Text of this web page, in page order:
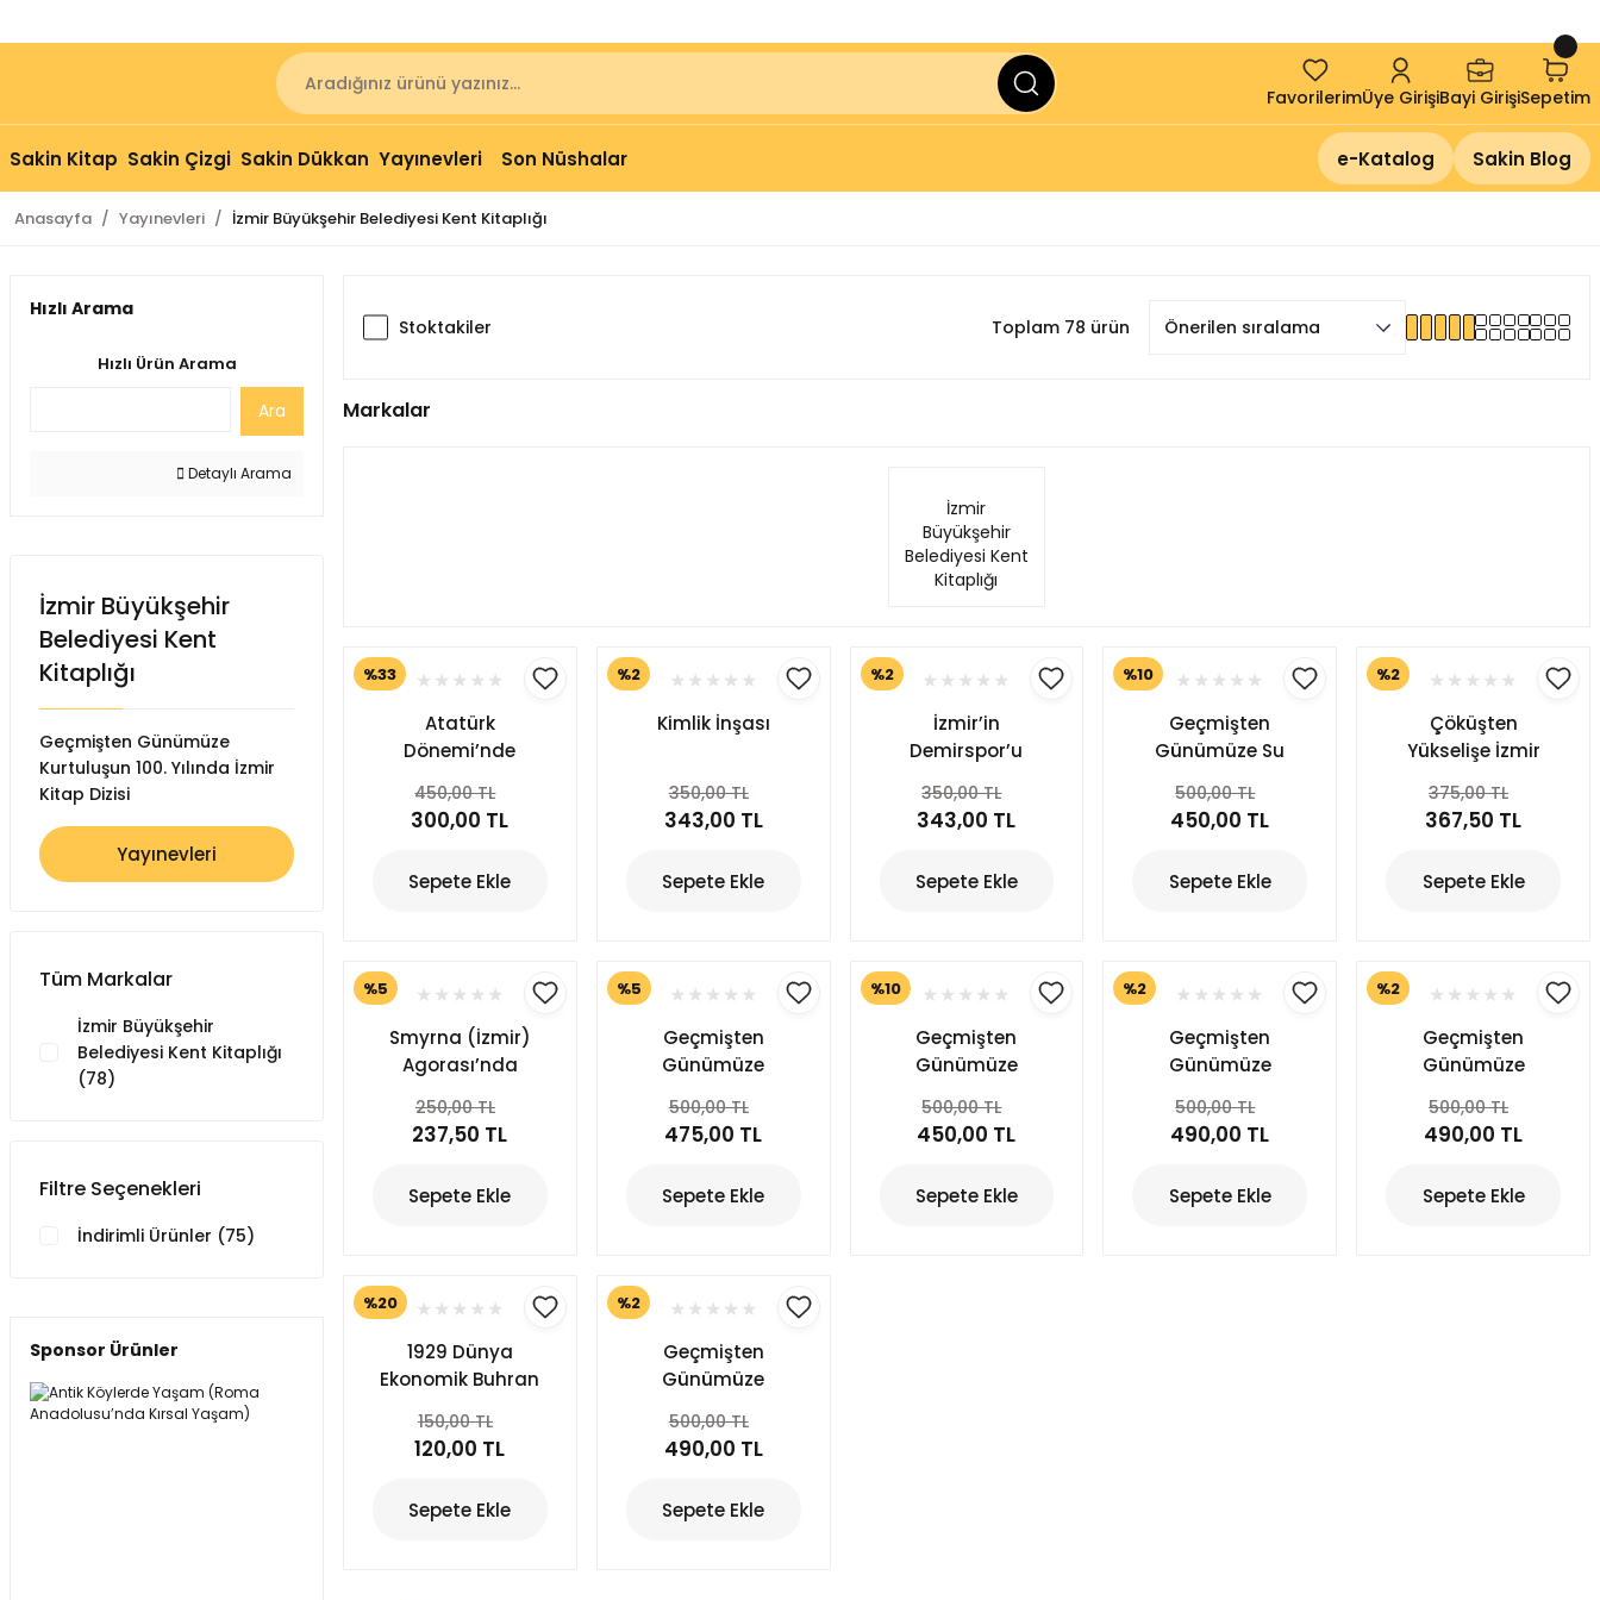
FavorilerimÜye GirişiBayi GirişiSepetim
Sakin Kitap Sakin Çizgi Sakin Dükkan Yayınevleri Son Nüshalar e-Katalog Sakin Blog
Anasayfa Yayınevleri İzmir Büyükşehir Belediyesi Kent Kitaplığı
Hızlı Arama
Hızlı Ürün Arama
Ara
Detaylı Arama
İzmir Büyükşehir
Belediyesi Kent
Kitaplığı
Geçmişten Günümüze
Kurtuluşun 100. Yılında İzmir
Kitap Dizisi
Yayınevleri
Tüm Markalar
İzmir Büyükşehir
Belediyesi Kent Kitaplığı
(78)
Filtre Seçenekleri
İndirimli Ürünler (75)
Sponsor Ürünler
Stoktakiler Toplam 78 ürün
Markalar
İzmir
Büyükşehir
Belediyesi Kent
Kitaplığı
%33
Atatürk
Dönemi’nde
Cumhuriyet
Bayramı
450,00 TL
300,00 TL
Sepete Ekle
%2
Kimlik İnşası
350,00 TL
343,00 TL
Sepete Ekle
%2
İzmir’in
Demirspor’u
350,00 TL
343,00 TL
Sepete Ekle
%10
Geçmişten
Günümüze Su
Gülbahçe,
Barbaros,
Yer Altı Suyu
500,00 TL
450,00 TL
Sepete Ekle
%2
Çöküşten
Yükselişe İzmir
Hayim Palaçi
Dönemi)
375,00 TL
367,50 TL
Sepete Ekle
%5
Smyrna (İzmir)
Agorası’nda
Kütahya
Seramikleri (2007-
250,00 TL
237,50 TL
Sepete Ekle
%5
Geçmişten
Günümüze
Yılında İzmir
(Kamusal
500,00 TL
475,00 TL
Sepete Ekle
%10
Geçmişten
Günümüze
Yılında İzmir
(Edebiyat ve
500,00 TL
450,00 TL
Sepete Ekle
%2
Geçmişten
Günümüze
Yılında İzmir
(Toplumsal
500,00 TL
490,00 TL
Sepete Ekle
%2
Geçmişten
Günümüze
Yılında İzmir
(Tarih)
500,00 TL
490,00 TL
Sepete Ekle
%20
1929 Dünya
Ekonomik Buhran
Suç Coğrafyası
150,00 TL
120,00 TL
Sepete Ekle
%2
Geçmişten
Günümüze
Yılında İzmir
(Spor)
500,00 TL
490,00 TL
Sepete Ekle